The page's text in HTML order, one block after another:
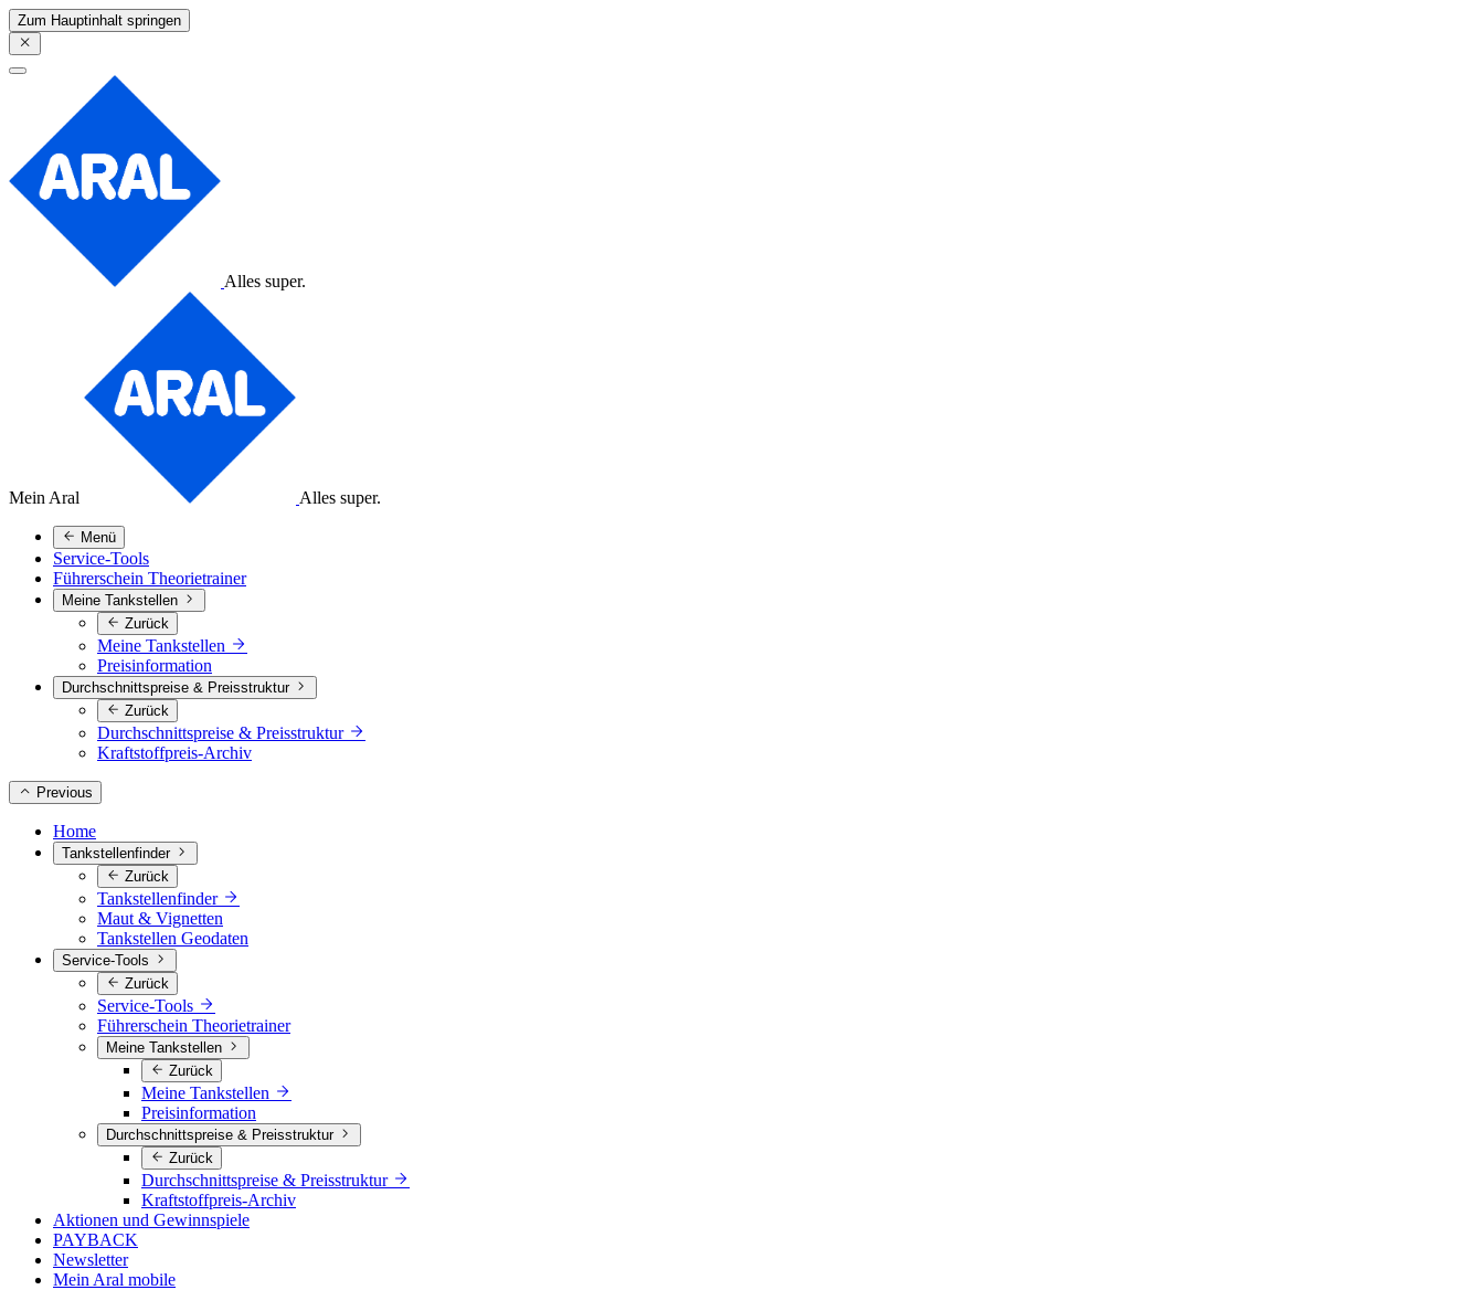
Zum Hauptinhalt springen
Alles super.
Mein Aral Alles super.
Menü
Service-Tools
Führerschein Theorietrainer
Meine Tankstellen
Zurück
Meine Tankstellen
Preisinformation
Durchschnittspreise & Preisstruktur
Zurück
Durchschnittspreise & Preisstruktur
Kraftstoffpreis-Archiv
Previous
Home
Tankstellenfinder
Zurück
Tankstellenfinder
Maut & Vignetten
Tankstellen Geodaten
Service-Tools
Zurück
Service-Tools
Führerschein Theorietrainer
Meine Tankstellen
Zurück
Meine Tankstellen
Preisinformation
Durchschnittspreise & Preisstruktur
Zurück
Durchschnittspreise & Preisstruktur
Kraftstoffpreis-Archiv
Aktionen und Gewinnspiele
PAYBACK
Newsletter
Mein Aral mobile